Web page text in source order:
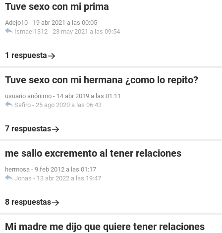
Tuve sexo con mi prima
Adejo10 - 19 abr 2021 a las 00:05
Ismael1312 - 23 may 2021 a las 09:54
1 respuesta
Tuve sexo con mi hermana ¿como lo repito?
usuario anónimo - 14 abr 2019 a las 01:11
Safiro - 25 ago 2020 a las 06:43
7 respuestas
me salio excremento al tener relaciones
hermosa - 9 feb 2012 a las 01:17
Jonas - 13 abr 2022 a las 19:47
8 respuestas
Mi madre me dijo que quiere tener relaciones